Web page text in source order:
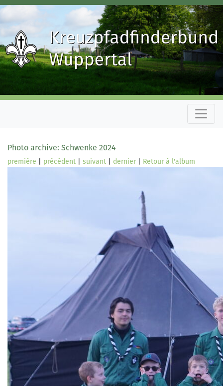
Photo archive: Schwenke 2024
première précédent suivant dernier| Retour à l'album